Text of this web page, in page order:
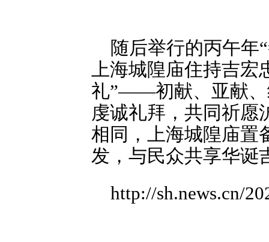
随后举行的丙午年
上海城隍庙住持吉宏
礼”——初献、亚献、
虔诚礼拜，共同祈愿
相同，上海城隍庙置
发，与民众共享华诞
http://sh.news.cn/